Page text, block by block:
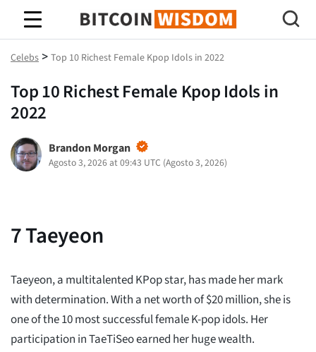
Saggezza Bitcoin
Celebs > Top 10 Richest Female Kpop Idols in 2022
Top 10 Richest Female Kpop Idols in
2022
Brandon Morgan
Agosto 3, 2026 at 09:43 UTC (Agosto 3, 2026)
7Taeyeon
Taeyeon, a multitalented KPop star, has made her mark
with determination. With a net worth of $20 million, she is
one of the 10 most successful female K-pop idols. Her
participation in TaeTiSeo earned her huge wealth.